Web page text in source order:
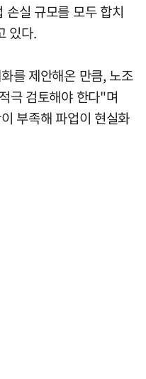
손실 규모를 모두 합치
있다.
를 제안해온 만큼, 노조
극 검토해야 한다"며
부족해 파업이 현실화